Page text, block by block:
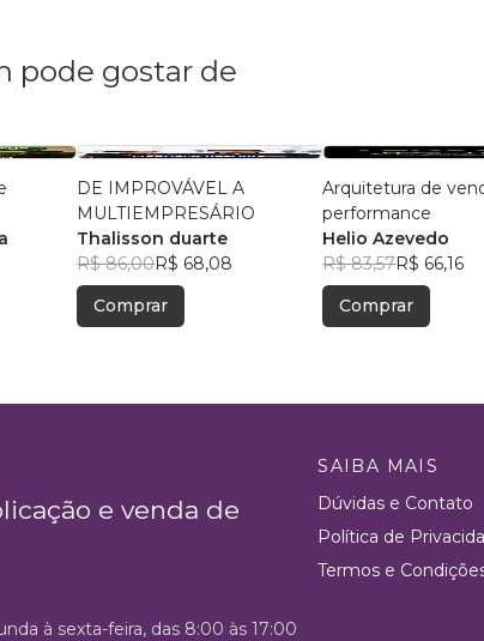
pode gostar de
DE IMPROVÁVEL A
MULTIEMPRESÁRIO
Thalisson duarte
R$ 86,00R$ 68,08
Comprar
Arquitetura de
performance
Helio Azevedo
R$ 83,57R$ 66,16
Comprar
e venda de
SAIBA MAIS
Dúvidas e Contato
Política de
Termos e
à sexta-feira, das 8:00 às 17:00